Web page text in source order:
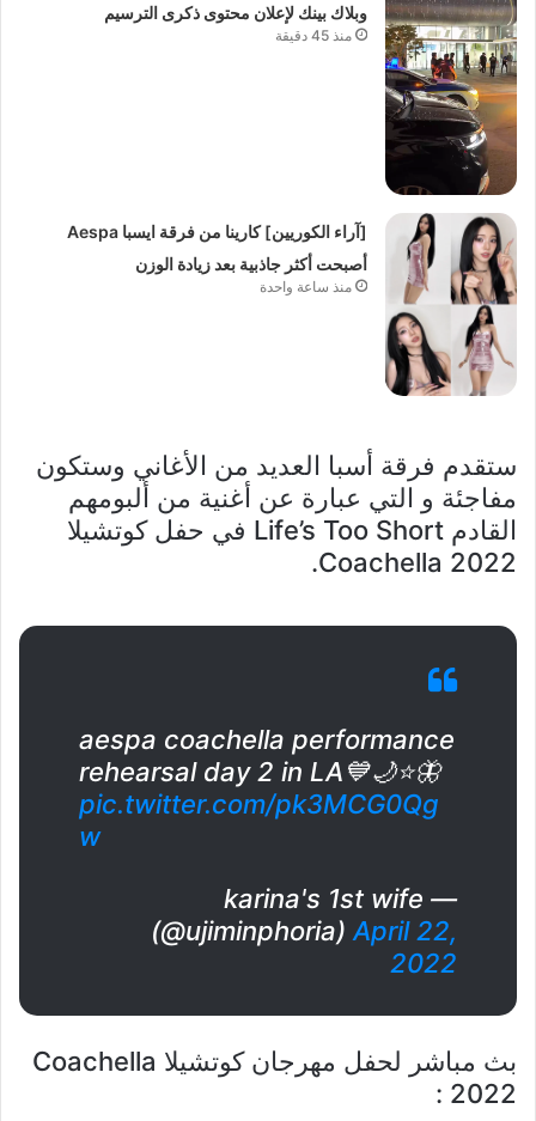
وبلاك بينك لإعلان محتوى ذكرى الترسيم
منذ 45 دقيقة
[آراء الكوريين] كارينا من فرقة ايسبا Aespa
أصبحت أكثر جاذبية بعد زيادة الوزن
منذ ساعة واحدة
ستقدم فرقة أسبا العديد من الأغاني وستكون
مفاجئة و التي عبارة عن أغنية من ألبومهم
القادم Life’s Too Short في حفل كوتشيلا
Coachella 2022.
aespa coachella performance
rehearsal day 2 in LA💙🌙⭐️🦋
pic.twitter.com/pk3MCG0Qg
w
— karina's 1st wife
(@ujiminphoria)April 22,
2022
بث مباشر لحفل مهرجان كوتشيلا Coachella
2022 :